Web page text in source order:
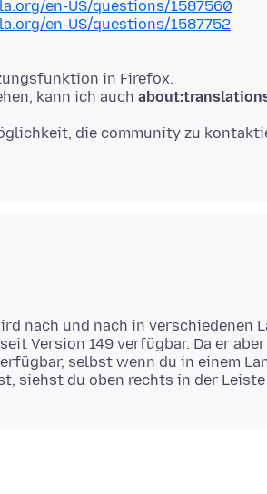
en-US/questions/1587560
en-US/questions/1587752
in Firefox.
kann ich auch
die community zu
nach und nach in verschiedenen
Version 149 verfügbar. Da er
selbst wenn du in einem